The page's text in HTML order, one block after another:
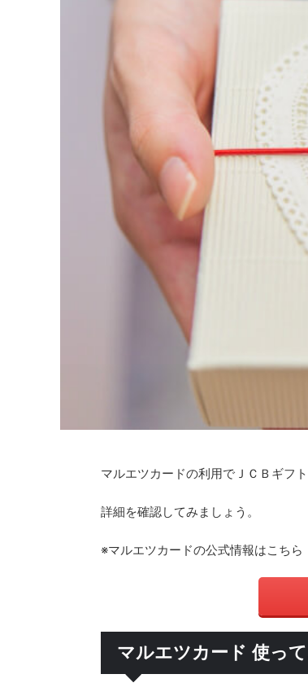
マルエツカードの利用でＪＣＢギフ
詳細を確認してみましょう。
※マルエツカードの公式情報はこちら
マルエツカード 使っ